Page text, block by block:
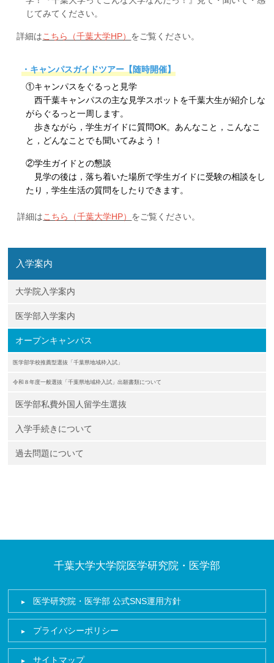
じてみてください。
詳細はこちら（千葉大学HP） をご覧ください。
・キャンパスガイドツアー【随時開催】
①キャンパスをぐるっと見学
西千葉キャンパスの主な見学スポットを千葉大生が紹介しな
がらぐるっと一周します。
歩きながら，学生ガイドに質問OK。あんなこと，こんなこ
と，どんなことでも聞いてみよう！
②学生ガイドとの懇談
見学の後は，落ち着いた場所で学生ガイドに受験の相談をし
たり，学生生活の質問をしたりできます。
詳細はこちら（千葉大学HP） をご覧ください。
入学案内
大学院入学案内
医学部入学案内
オープンキャンパス
医学部学校推薦型選抜「千葉県地域枠入試」
令和８年度一般選抜「千葉県地域枠入試」出願書類について
医学部私費外国人留学生選抜
入学手続きについて
過去問題について
千葉大学大学院医学研究院・医学部
医学研究院・医学部 公式SNS運用方針
プライバシーポリシー
サイトマップ